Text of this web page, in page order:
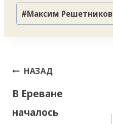
#Максим Решетников
Навигация
записям
НАЗАД
В Ереване
началось